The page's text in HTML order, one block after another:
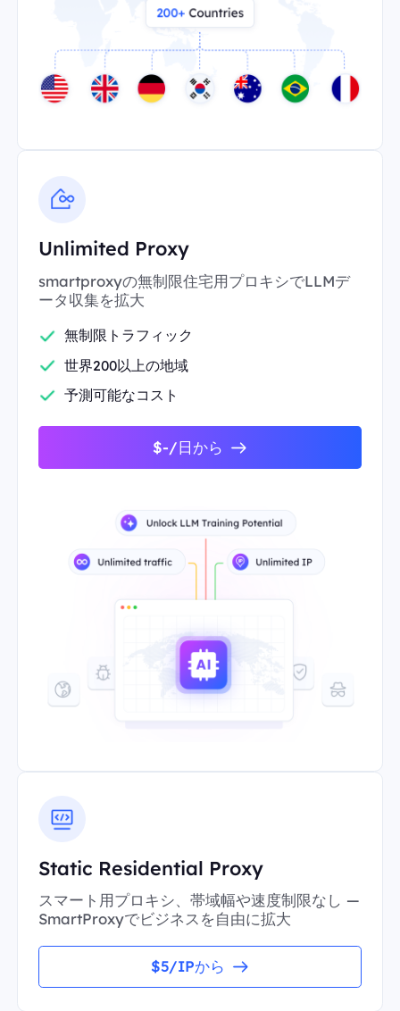
Unlimited Proxy
smartproxyの無制限住宅用プロキシでLLMデ
ータ収集を拡大
無制限トラフィック
世界200以上の地域
予測可能なコスト
$-/日から
Static Residential Proxy
スマート用プロキシ、帯域幅や速度制限なし —
SmartProxyでビジネスを自由に拡大
$5/IPから